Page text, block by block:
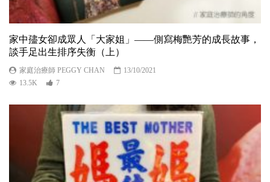
家中孻女卻成眾人「大家姐」——側寫梅艷芳的成長故事，
談手足出生排序失衡（上）
家庭治療師 PEGGY CHAN
13/10/2021
13.5K
7